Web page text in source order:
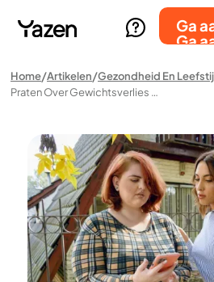
Ga
Ga
Home Artikelen Gezondheid En
Praten Over Gewichtsverlies Met Een Geliefde